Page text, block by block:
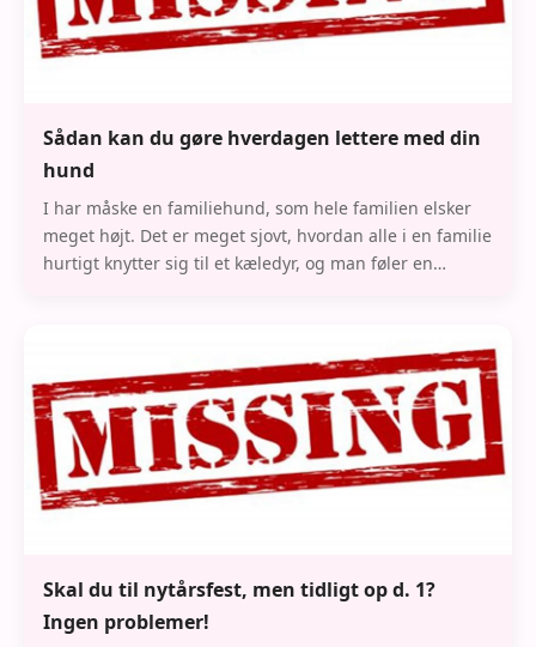
Sådan kan du gøre hverdagen lettere med din
hund
I har måske en familiehund, som hele familien elsker
meget højt. Det er meget sjovt, hvordan alle i en familie
hurtigt knytter sig til et kæledyr, og man føler en
Skal du til nytårsfest, men tidligt op d. 1?
Ingen problemer!